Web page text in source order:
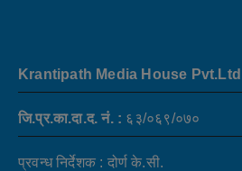
Krantipath Media House Pvt.Ltd
जि.प्र.का.दा.द. नं. : ६३/०६९/०७०
प्रवन्ध निर्देशक : दोर्ण के.सी.